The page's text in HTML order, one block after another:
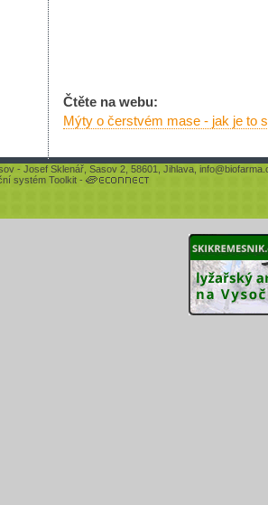
Čtěte na webu:
Mýty o čerstvém mase - jak je to
- Josef Sklenář, Sasov 2, 58601, Jihlava,
systém Toolkit -